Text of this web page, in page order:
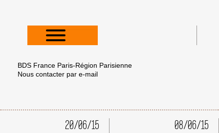
BDS France Paris-Région Parisienne
Nous contacter pare-mail
20/06/15 08/06/15